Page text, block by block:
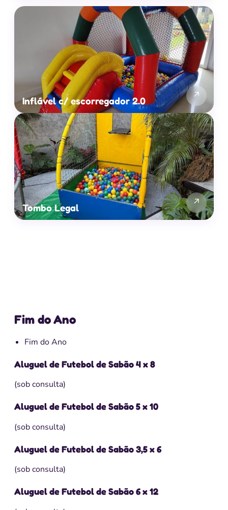
Inflável c/ escorregador 2.0 ↗
Tombo Legal ↗
Fim do Ano
Fim do Ano
Aluguel de Futebol de Sabão 4 x 8
(sob consulta)
Aluguel de Futebol de Sabão 5 x 10
(sob consulta)
Aluguel de Futebol de Sabão 3,5 x 6
(sob consulta)
Aluguel de Futebol de Sabão 6 x 12